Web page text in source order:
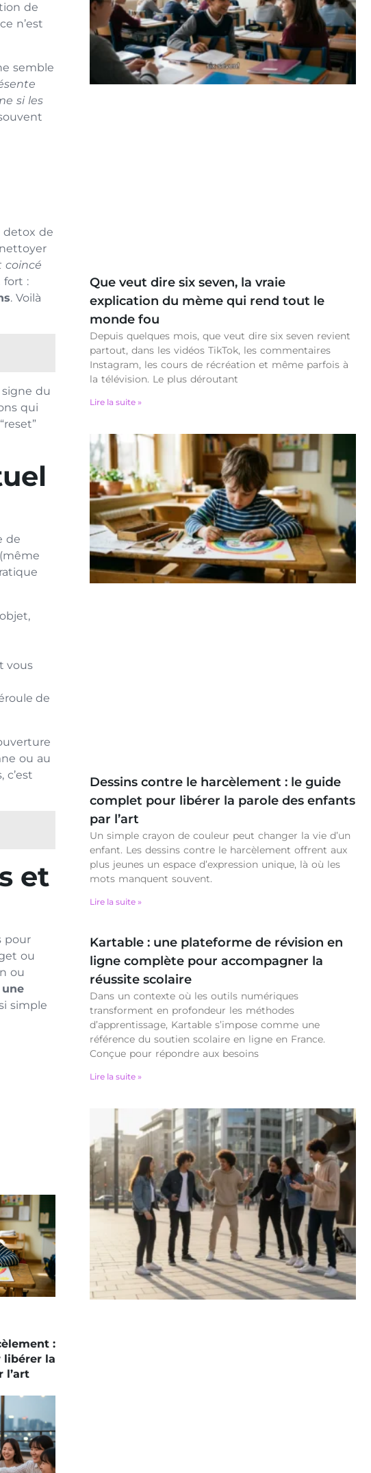
Que veut dire six seven, la vraie
explication du mème qui rend tout le
monde fou
Depuis quelques mois, que veut dire six seven revient
partout, dans les vidéos TikTok, les commentaires
Instagram, les cours de récréation et même parfois à
la télévision. Le plus déroutant
Lire la suite »
Dessins contre le harcèlement : le guide
complet pour libérer la parole des enfants
par l’art
Un simple crayon de couleur peut changer la vie d’un
enfant. Les dessins contre le harcèlement offrent aux
plus jeunes un espace d’expression unique, là où les
mots manquent souvent.
Lire la suite »
Kartable : une plateforme de révision en
ligne complète pour accompagner la
réussite scolaire
Dans un contexte où les outils numériques
transforment en profondeur les méthodes
d’apprentissage, Kartable s’impose comme une
référence du soutien scolaire en ligne en France.
Conçue pour répondre aux besoins
Lire la suite »
de
n’est
semble
si les
detox de
coincé
fort :
. Voilà
du
qui
de
vous
de
ou au
c’est
et
pour
ou
ou
simple
:
libérer la
l’art